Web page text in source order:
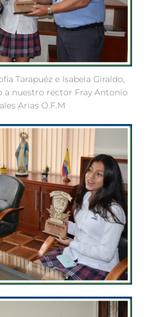
Tarapuéz e Isabela Giraldo,
a nuestro rector Fray Antonio
Arias O.F.M